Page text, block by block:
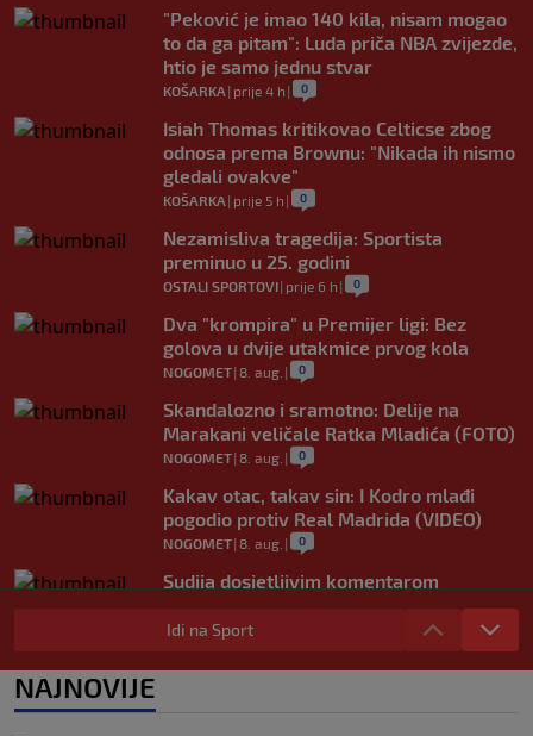
"Peković je imao 140 kila, nisam mogao
to da ga pitam": Luda priča NBA zvijezde,
htio je samo jednu stvar
KOŠARKA | prije 4 h | 0
Isiah Thomas kritikovao Celticse zbog
odnosa prema Brownu: "Nikada ih nismo
gledali ovakve"
KOŠARKA | prije 5 h | 0
Nezamisliva tragedija: Sportista
preminuo u 25. godini
OSTALI SPORTOVI| prije 6 h | 0
Dva "krompira" u Premijer ligi: Bez
golova u dvije utakmice prvog kola
NOGOMET| 8. aug. | 0
Skandalozno i sramotno: Delije na
Marakani veličale Ratka Mladića (FOTO)
NOGOMET| 8. aug. | 0
Kakav otac, takav sin: I Kodro mlađi
pogodio protiv Real Madrida (VIDEO)
NOGOMET| 8. aug. | 0
Sudija dosjetljivim komentarom
nasmijao publiku nakon žalbe tenisera
(VIDEO)
Idi na Sport
NAJNOVIJE